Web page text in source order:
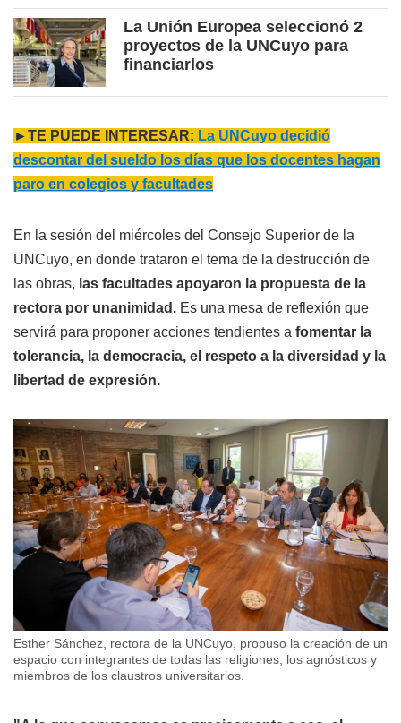
La Unión Europea seleccionó 2
proyectos de la UNCuyo para
financiarlos
►TE PUEDE INTERESAR: La UNCuyo decidió
descontar del sueldo los días que los docentes hagan
paro en colegios y facultades
En la sesión del miércoles del Consejo Superior de la
UNCuyo, en donde trataron el tema de la destrucción de
las obras, las facultades apoyaron la propuesta de la
rectora por unanimidad. Es una mesa de reflexión que
servirá para proponer acciones tendientes a fomentar la
tolerancia, la democracia, el respeto a la diversidad y la
libertad de expresión.
Esther Sánchez, rectora de la UNCuyo, propuso la creación de un
espacio con integrantes de todas las religiones, los agnósticos y
miembros de los claustros universitarios.